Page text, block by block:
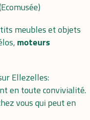
meubles et objets
moteurs
Ellezelles:
en toute convivialité.
vous qui peut en